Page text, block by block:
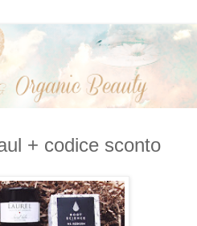
+ codice sconto